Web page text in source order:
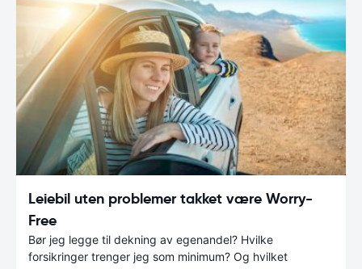
Leiebil uten problemer takket være Worry-
Free
Bør jeg legge til dekning av egenandel? Hvilke
forsikringer trenger jeg som minimum? Og hvilket